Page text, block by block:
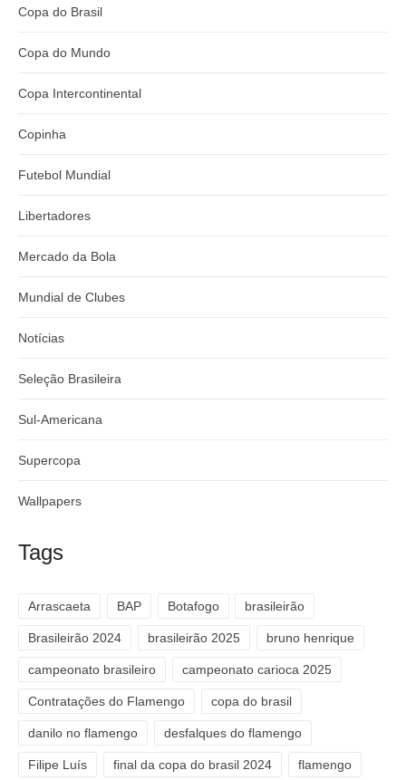
Copa do Brasil
Copa do Mundo
Copa Intercontinental
Copinha
Futebol Mundial
Libertadores
Mercado da Bola
Mundial de Clubes
Notícias
Seleção Brasileira
Sul-Americana
Supercopa
Wallpapers
Tags
Arrascaeta BAP Botafogo brasileirão
Brasileirão 2024 brasileirão 2025 bruno henrique
campeonato brasileiro campeonato carioca 2025
Contratações do Flamengo copa do brasil
danilo no flamengo desfalques do flamengo
Filipe Luís final da copa do brasil 2024 flamengo